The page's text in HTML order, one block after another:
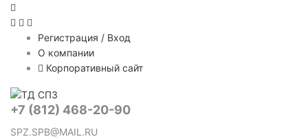
Регистрация / Вход
О компании
Корпоративный сайт
+7 (812) 468-20-90
SPZ.SPB@MAIL.RU